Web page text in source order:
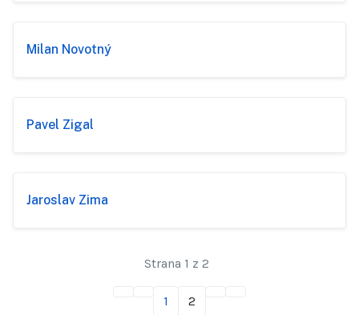
Milan Novotný
Pavel Zigal
Jaroslav Zima
Strana 1 z 2
1 2